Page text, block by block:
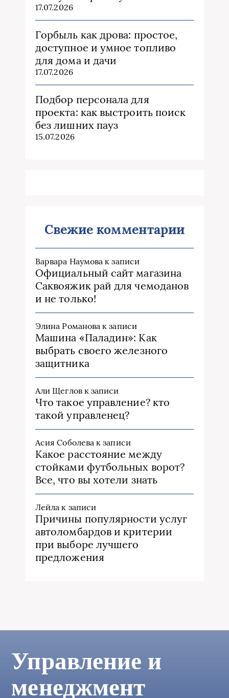
17.07.2026
Горбыль как дрова: простое,
доступное и умное топливо
для дома и дачи
17.07.2026
Подбор персонала для
проекта: как выстроить поиск
без лишних пауз
15.07.2026
Свежие комментарии
Варвара Наумова к записи
Официальный сайт магазина
Саквояжик рай для чемоданов
и не только!
Элина Романова к записи
Машина «Паладин»: Как
выбрать своего железного
защитника
Али Щегловк записи
Что такое управление? кто
такой управленец?
Асия Соболева к записи
Какое расстояние между
стойками футбольных ворот?
Все, что вы хотели знать
Лейла к записи
Причины популярности услуг
автоломбардов и критерии
при выборе лучшего
предложения
Управление и
менеджмент